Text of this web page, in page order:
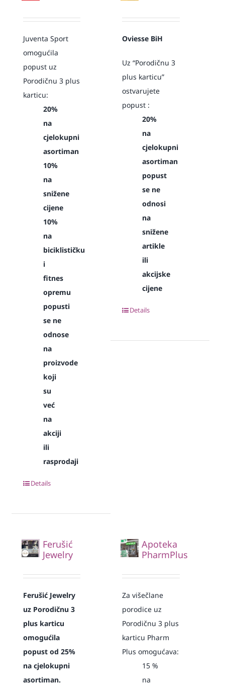
Juventa Sport
omogućila
popust uz
Porodičnu 3 plus
karticu:
20%
na
cjelokupni
asortiman
10%
na
snižene
cijene
10%
na
biciklističku
i
fitnes
opremu
popusti
se ne
odnose
na
proizvode
koji
su
već
na
akciji
ili
rasprodaji
Details
Oviesse BiH
Uz “Porodičnu 3
plus karticu”
ostvarujete
popust :
20%
na
cjelokupni
asortiman
popust
se ne
odnosi
na
snižene
artikle
ili
akcijske
cijene
Details
Ferušić
Jewelry
Ferušić Jewelry
uz Porodičnu 3
plus karticu
omogućila
popust od 25%
na cjelokupni
asortiman.
Apoteka
PharmPlus
Za višečlane
porodice uz
Porodičnu 3 plus
karticu Pharm
Plus omogućava:
15%
na